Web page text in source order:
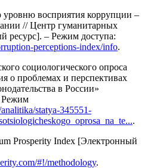
уровню восприятия коррупции –
// Центр гуманитарных
ресурс]. – Режим доступа:
perceptions-index/info.
социологического опроса
о проблемах и перспективах
в России»
Режим
statya-345551-
.
Prosperity Index [Электронный
#!/methodology.